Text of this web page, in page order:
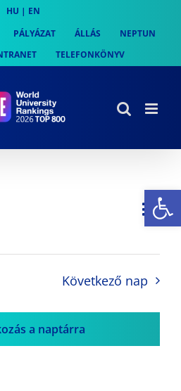
HU | EN
PÁLYÁZAT ÁLLÁS
NEPTUN
TELEFONKÖNYV
Nap
Következő nap
a naptárra